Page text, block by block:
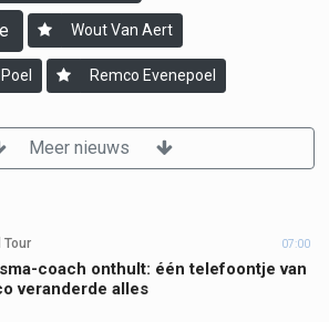
Wout Van Aert
Remco Evenepoel
Meer nieuws
Tour 07:00
coach onthult: één telefoontje van
veranderde alles